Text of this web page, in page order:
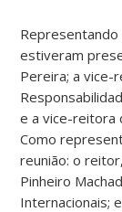
estiveram
Pereira; a vice-
e a vice-reitora
Como
reunião: o
Pinheiro
Internacionais;